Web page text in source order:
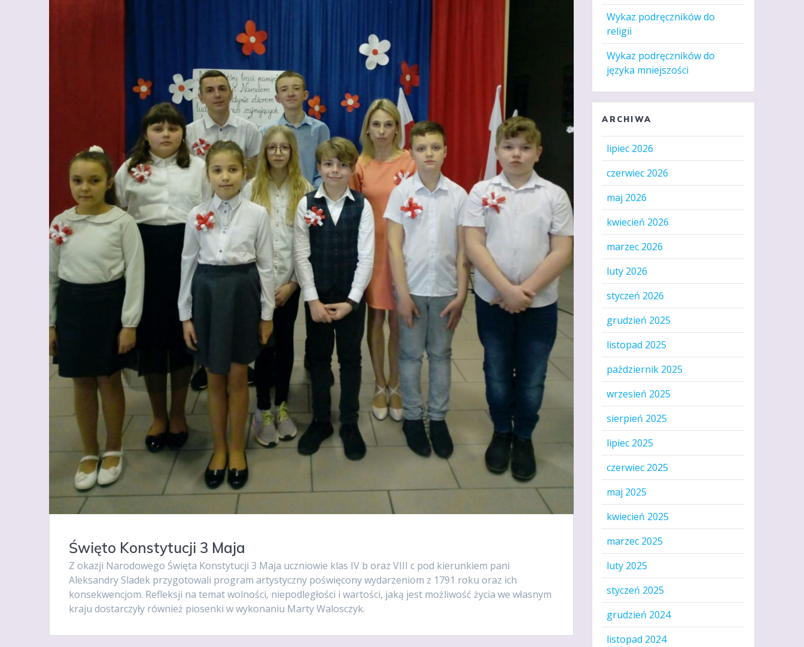
Święto Konstytucji 3 Maja
Z okazji Narodowego Święta Konstytucji 3 Maja uczniowie klas IV b oraz VIII c pod kierunkiem pani
Aleksandry Sladek przygotowali program artystyczny poświęcony wydarzeniom z 1791 roku oraz ich
konsekwencjom. Refleksji na temat wolności, niepodległości i wartości, jaką jest możliwość życia we własnym
kraju dostarczyły również piosenki w wykonaniu Marty Walosczyk.
Wykaz podręczników do
religii
Wykaz podręczników do
języka mniejszości
ARCHIWA
lipiec 2026
czerwiec 2026
maj 2026
kwiecień 2026
marzec 2026
luty 2026
styczeń 2026
grudzień 2025
listopad 2025
październik 2025
wrzesień 2025
sierpień 2025
lipiec 2025
czerwiec 2025
maj 2025
kwiecień 2025
marzec 2025
luty 2025
styczeń 2025
grudzień 2024
listopad 2024